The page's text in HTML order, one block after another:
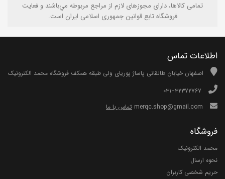
تمامی كالاها، دارای مجوزهای لازم از مراجع مربوطه مي‌باشند و فعایت
فروشگاه تابع قوانين جمهوری اسلامی ايران است.
اطلاعات تماس
اصفهان خیابان طالقانی پاساژ پوریای ولی طبقه همکف فروشگاه محمد الکترونیک
تماس با ما
فروشگاه
محمد الکترونیک
نحوه ارسال
حریم شخصی کاربران